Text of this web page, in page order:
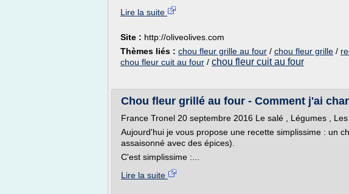
Lire la suite
Site : http://oliveolives.com
Thèmes liés : chou fleur grille au four / chou fleur grille /
chou fleur cuit au four / chou fleur cuit au four
Chou fleur grillé au four - Comment j'ai
France Tronel 20 septembre 2016 Le salé , Légumes ,
Aujourd'hui je vous propose une recette simplissime : un
assaisonné avec des épices).
C'est simplissime :...
Lire la suite